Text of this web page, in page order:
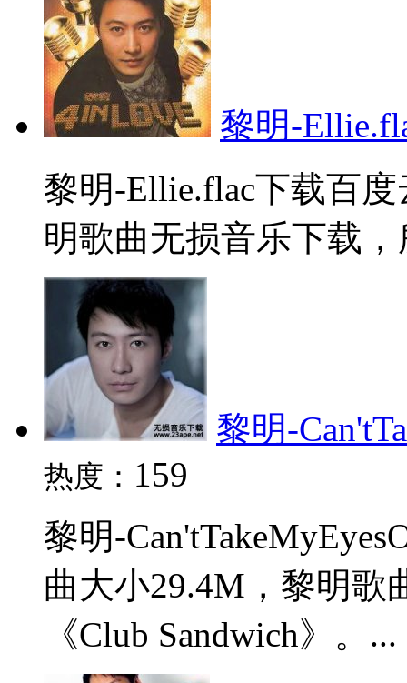
黎明-
黎明-Ellie.flac下载百
明歌曲无损音乐下载
黎明-
热度： 159
黎明-
曲大小29.4M，黎明歌
《Club Sandwich》。...